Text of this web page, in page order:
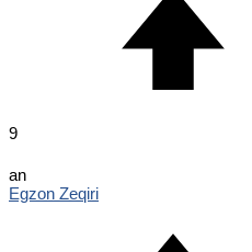
9
an
Egzon Zeqiri